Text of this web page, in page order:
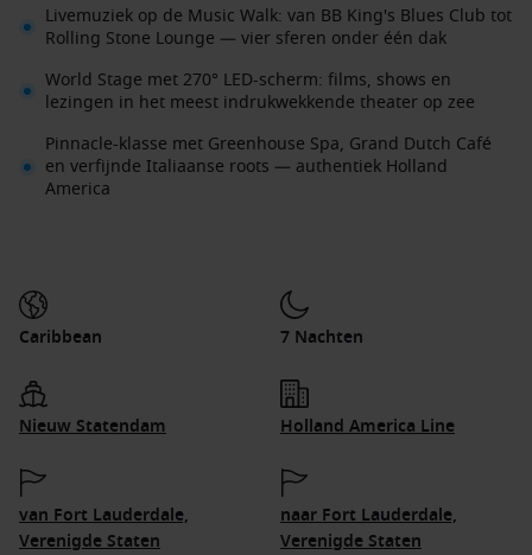
Livemuziek op de Music Walk: van BB King's Blues Club tot
Rolling Stone Lounge — vier sferen onder één dak
World Stage met 270° LED-scherm: films, shows en
lezingen in het meest indrukwekkende theater op zee
Pinnacle-klasse met Greenhouse Spa, Grand Dutch Café
en verfijnde Italiaanse roots — authentiek Holland
America
Caribbean 7 Nachten
Nieuw Statendam Holland America Line
van Fort Lauderdale,
Verenigde Staten
naar Fort Lauderdale,
Verenigde Staten